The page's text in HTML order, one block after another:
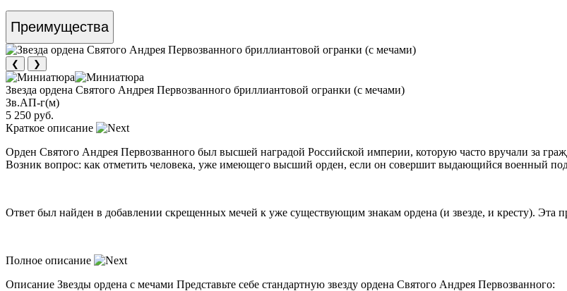
Преимущества
❮ ❯
Звезда ордена Святого Андрея Первозванного бриллиантовой огранки (с мечами)
Зв.АП-г(м)
5 250 руб.
Краткое описание
Орден Святого Андрея Первозванного был высшей наградой Российской империи, которую часто вручали за
Возник вопрос: как отметить человека, уже имеющего высший орден, если он совершит выдающийся военный
Ответ был найден в добавлении скрещенных мечей к уже существующим знакам ордена (и звезде, и кресту). Эта
Полное описание
Описание Звезды ордена с мечами Представьте себе стандартную звезду ордена Святого Андрея Первозванного: